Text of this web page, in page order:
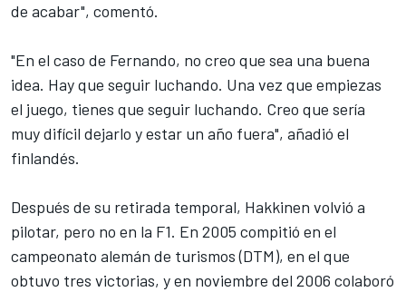
de acabar", comentó.
"En el caso de Fernando, no creo que sea una buena
idea. Hay que seguir luchando. Una vez que empiezas
el juego, tienes que seguir luchando. Creo que sería
muy difícil dejarlo y estar un año fuera", añadió el
finlandés.
Después de su retirada temporal, Hakkinen volvió a
pilotar, pero no en la F1. En 2005 compitió en el
campeonato alemán de turismos (DTM), en el que
obtuvo tres victorias, y en noviembre del 2006 colaboró